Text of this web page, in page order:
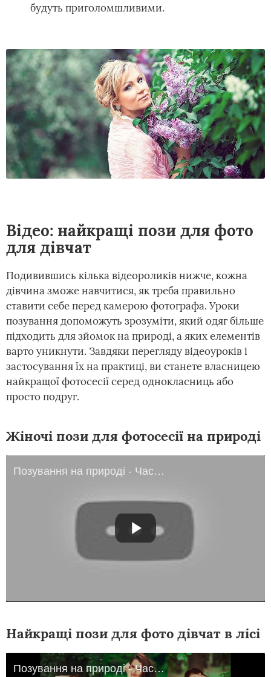
будуть приголомшливими.
Відео: найкращі пози для фото
для дівчат
Подивившись кілька відеороликів нижче, кожна
дівчина зможе навчитися, як треба правильно
ставити себе перед камерою фотографа. Уроки
позування допоможуть зрозуміти, який одяг більше
підходить для зйомок на природі, а яких елементів
варто уникнути. Завдяки перегляду відеоуроків і
застосування їх на практиці, ви станете власницею
найкращої фотосесії серед однокласниць або
просто подруг.
Жіночі пози для фотосесії на природі
Позування на природі - Частина 1 - Підготовка до фотосесії. Який одяг взяти
Найкращі пози для фото дівчат в лісі
Позування на природі - Частина 2 - Техніка природного позування. Пози для фото